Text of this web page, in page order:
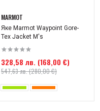
MARMOT
Яке Marmot Waypoint Gore-
Tex Jacket M's
328,58 лв. (168,00 €)
547,63 лв. (280,00 €)